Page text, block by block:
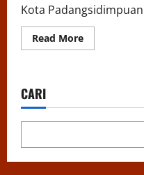
Kota
Read MoreRead
more
CARI